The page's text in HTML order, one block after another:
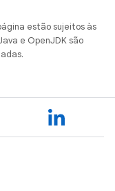
estão sujeitos às
e OpenJDK são